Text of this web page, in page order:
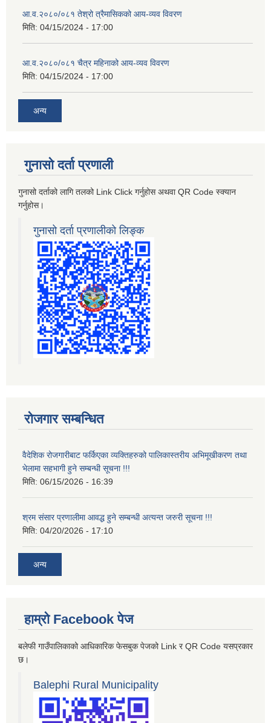
आ.व.२०८०/०८१ तेश्रो त्रैमासिकको आय-व्यव विवरण
मिति: 04/15/2024 - 17:00
आ.व.२०८०/०८१ चैत्र महिनाको आय-व्यव विवरण
मिति: 04/15/2024 - 17:00
अन्य
गुनासो दर्ता प्रणाली
गुनासो दर्ताको लागि तलको Link Click गर्नुहोस अथवा QR Code स्क्यान
गर्नुहोस।
गुनासो दर्ता प्रणालीको लिङ्क
रोजगार सम्बन्धित
वैदेशिक रोजगारीबाट फर्किएका व्यक्तिहरुको पालिकास्तरीय अभिमूखीकरण तथा
भेलामा सहभागी हुने सम्बन्धी सूचना !!!
मिति: 06/15/2026 - 16:39
श्रम संसार प्रणालीमा आवद्ध हुने सम्बन्धी अत्यन्त जरुरी सूचना !!!
मिति: 04/20/2026 - 17:10
अन्य
हाम्रो Facebook पेज
बलेफी गाउँपालिकाको आधिकारिक फेसबुक पेजको Link र QR Code यसप्रकार
छ।
Balephi Rural Municipality